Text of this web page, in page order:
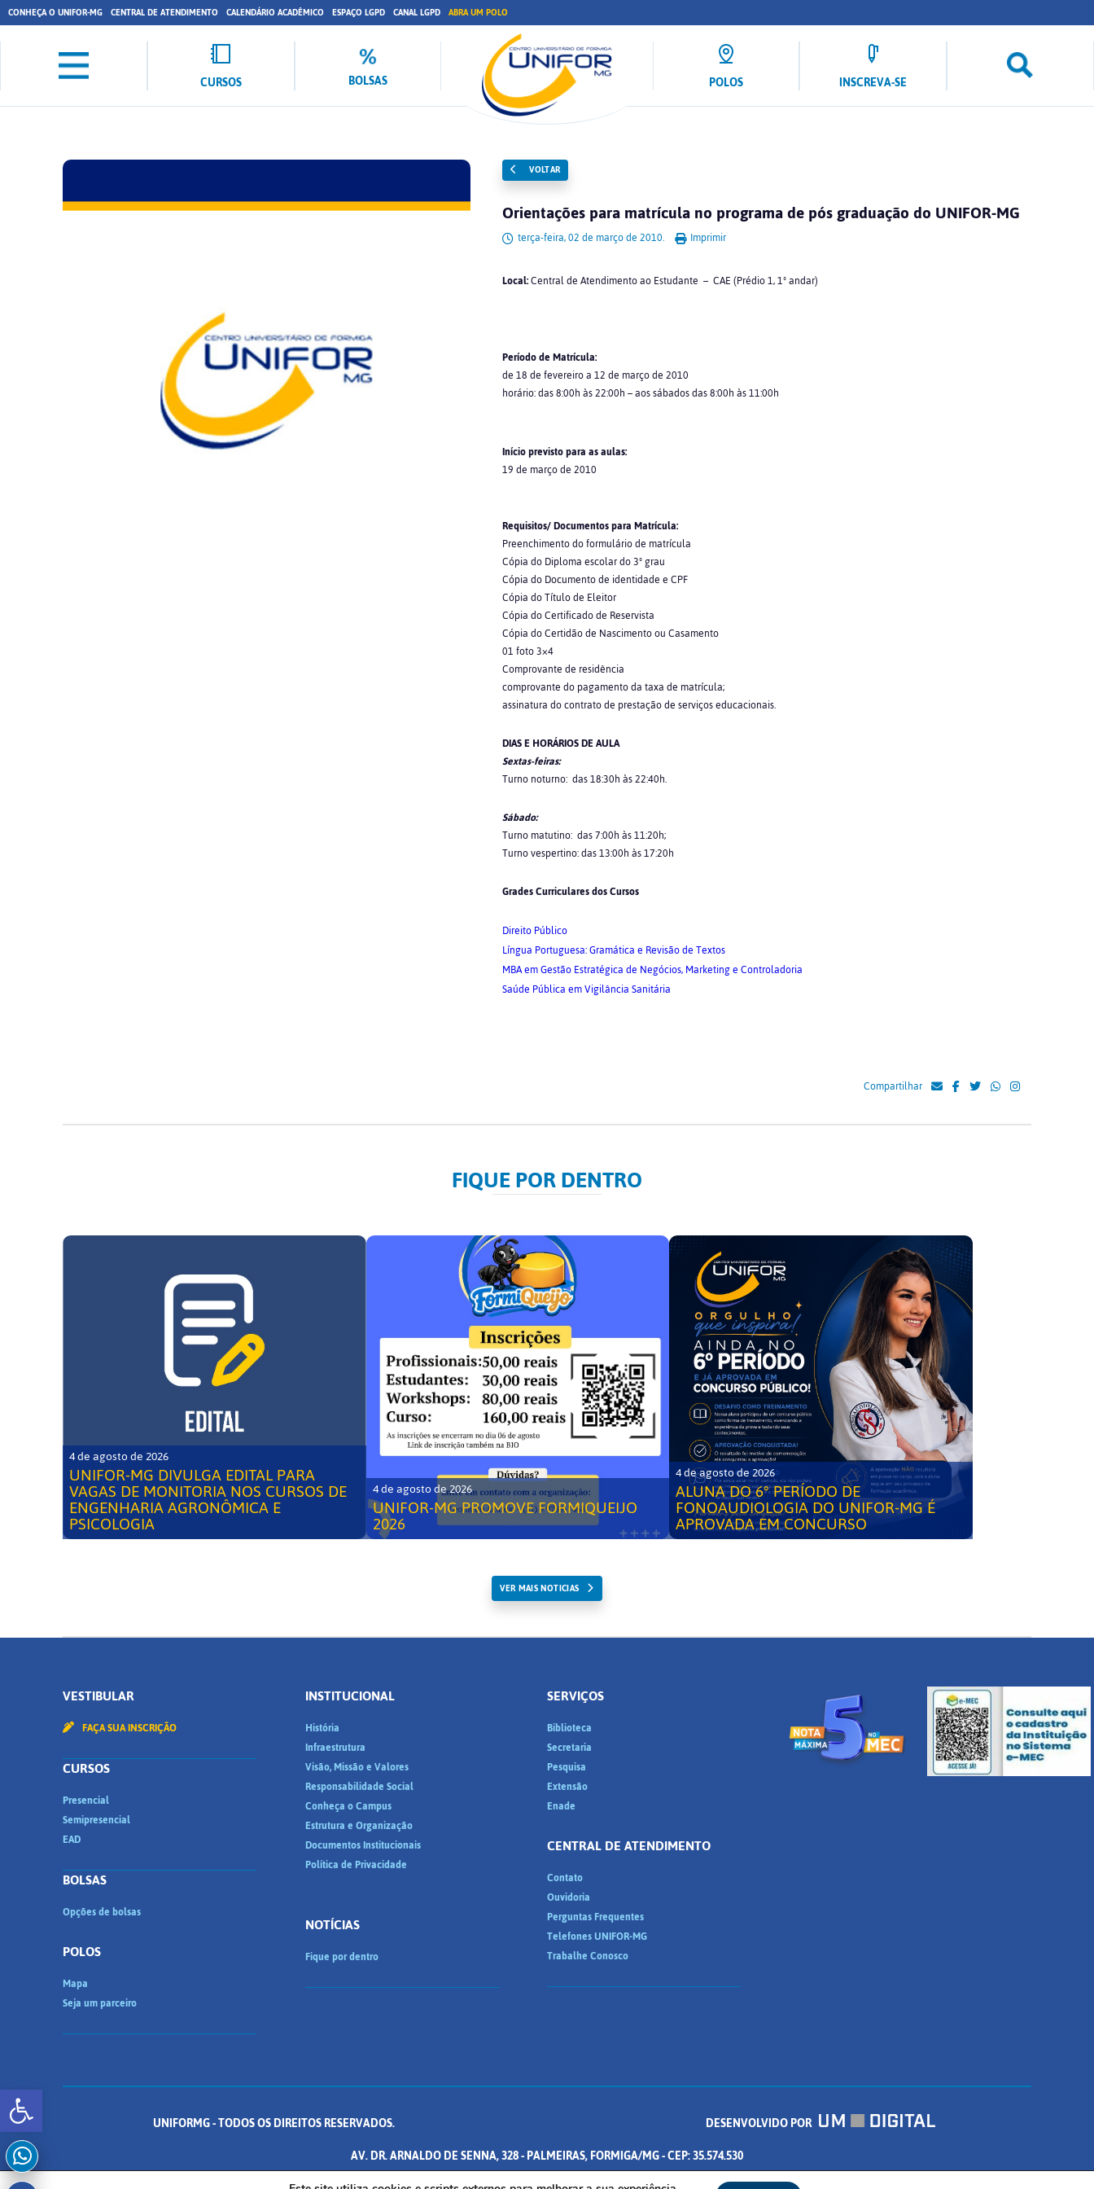
Abrir a barra de ferramentas
CONHEÇA O UNIFOR-MG CENTRAL DE ATENDIMENTO CALENDÁRIO ACADÊMICO ESPAÇO LGPD CANAL LGPD ABRA UM POLO
CURSOS BOLSAS POLOS INSCREVA-SE
VOLTAR
Orientações para matrícula no programa de pós graduação do UNIFOR-MG
terça-feira, 02 de março de 2010. Imprimir
Local:Central de Atendimento ao Estudante – CAE (Prédio 1, 1º andar)
Período de Matrícula:
de 18 de fevereiro a 12 de março de 2010
horário: das 8:00h às 22:00h – aos sábados das 8:00h às 11:00h
Início previsto para as aulas:
19 de março de 2010
Requisitos/ Documentos para Matrícula:
Preenchimento do formulário de matrícula
Cópia do Diploma escolar do 3º grau
Cópia do Documento de identidade e CPF
Cópia do Título de Eleitor
Cópia do Certificado de Reservista
Cópia do Certidão de Nascimento ou Casamento
01 foto 3×4
Comprovante de residência
comprovante do pagamento da taxa de matrícula;
assinatura do contrato de prestação de serviços educacionais.
DIAS E HORÁRIOS DE AULA
Sextas-feiras:
Turno noturno: das 18:30h às 22:40h.
Sábado:
Turno matutino: das 7:00h às 11:20h;
Turno vespertino: das 13:00h às 17:20h
Grades Curriculares dos Cursos
Direito Público
Língua Portuguesa: Gramática e Revisão de Textos
MBA em Gestão Estratégica de Negócios, Marketing e Controladoria
Saúde Pública em Vigilância Sanitária
Compartilhar
FIQUE POR DENTRO
4 de agosto de 2026
UNIFOR-MG DIVULGA EDITAL PARA
VAGAS DE MONITORIA NOS CURSOS DE
ENGENHARIA AGRONÔMICA E
PSICOLOGIA
4 de agosto de 2026
UNIFOR-MG PROMOVE FORMIQUEIJO
2026
4 de agosto de 2026
ALUNA DO 6° PERÍODO DE
FONOAUDIOLOGIA DO UNIFOR-MG É
APROVADA EM CONCURSO
VER MAIS NOTICIAS
VESTIBULAR
FAÇA SUA INSCRIÇÃO
CURSOS
Presencial
Semipresencial
EAD
BOLSAS
Opções de bolsas
POLOS
Mapa
Seja um parceiro
INSTITUCIONAL
História
Infraestrutura
Visão, Missão e Valores
Responsabilidade Social
Conheça o Campus
Estrutura e Organização
Documentos Institucionais
Política de Privacidade
NOTÍCIAS
Fique por dentro
SERVIÇOS
Biblioteca
Secretaria
Pesquisa
Extensão
Enade
CENTRAL DE ATENDIMENTO
Contato
Ouvidoria
Perguntas Frequentes
Telefones UNIFOR-MG
Trabalhe Conosco
UNIFORMG - TODOS OS DIREITOS RESERVADOS.
DESENVOLVIDO POR
AV. DR. ARNALDO DE SENNA, 328 - PALMEIRAS, FORMIGA/MG - CEP: 35.574.530